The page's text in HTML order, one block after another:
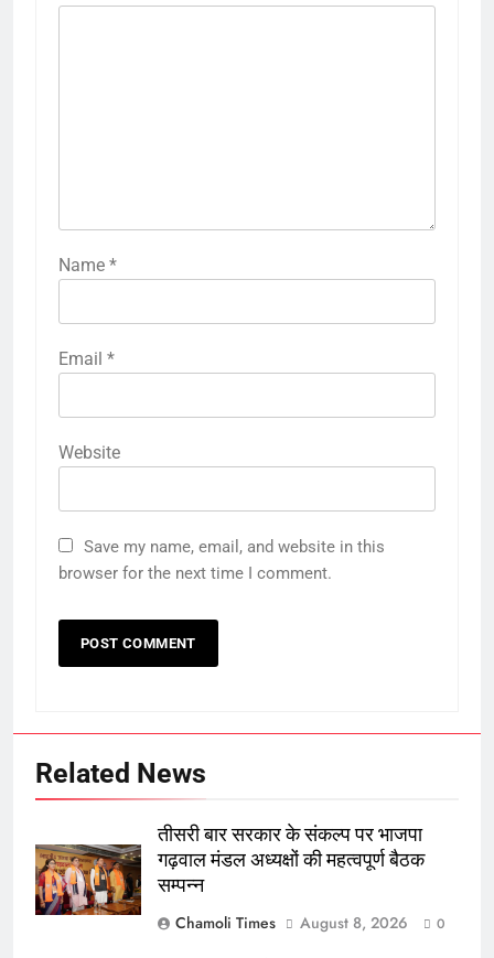
Name *
Email *
Website
Save my name, email, and website in this
browser for the next time I comment.
Related News
तीसरी बार सरकार के संकल्प पर भाजपा
गढ़वाल मंडल अध्यक्षों की महत्वपूर्ण बैठक
सम्पन्न
Chamoli Times
August 8, 2026 0